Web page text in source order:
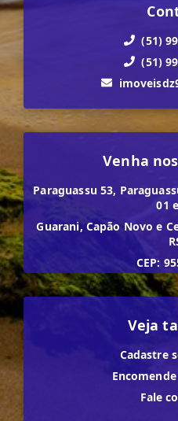
(51)
(51)
Venha
Paraguassu 53,
01
Guarani, Capão Novo e
CEP:
Veja
Cadastre
Fale